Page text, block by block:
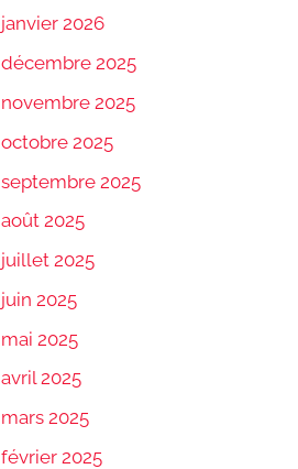
janvier 2026
décembre 2025
novembre 2025
octobre 2025
septembre 2025
août 2025
juillet 2025
juin 2025
mai 2025
avril 2025
mars 2025
février 2025